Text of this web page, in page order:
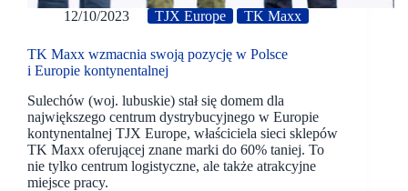
12/10/2023 TJX Europe TK Maxx
TK Maxx wzmacnia swoją pozycję w Polsce
i Europie kontynentalnej
Sulechów (woj. lubuskie) stał się domem dla
największego centrum dystrybucyjnego w Europie
kontynentalnej TJX Europe, właściciela sieci sklepów
TK Maxx oferującej znane marki do 60% taniej. To
nie tylko centrum logistyczne, ale także atrakcyjne
miejsce pracy.